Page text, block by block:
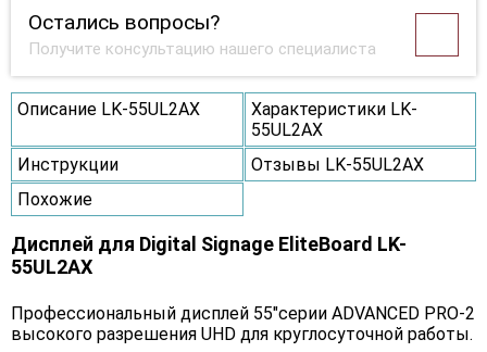
Остались вопросы?
Получите консультацию нашего специалиста
Описание LK-55UL2AX
Характеристики LK-
55UL2AX
Инструкции
Отзывы LK-55UL2AX
Похожие
Дисплей для Digital Signage EliteBoard LK-
55UL2AX
Профессиональный дисплей 55"серии ADVANCED PRO-2
высокого разрешения UHD для круглосуточной работы.